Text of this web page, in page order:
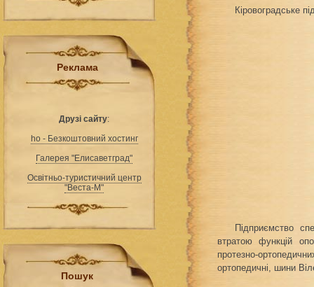
Реклама
Друзі сайту:
ho - Безкоштовний хостинг
Галерея "Елисаветград"
Освітньо-туристичний центр
"Веста-М"
Пошук
Кіровоградське
Підприємство
втратою функцій
протезно-
ортопедичні, шини